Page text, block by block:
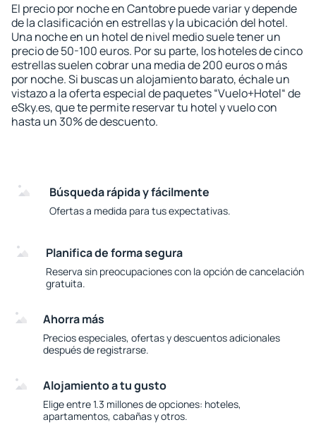
El precio por noche en Cantobre puede variar y depende
de la clasificación en estrellas y la ubicación del hotel.
Una noche en un hotel de nivel medio suele tener un
precio de 50-100 euros. Por su parte, los hoteles de cinco
estrellas suelen cobrar una media de 200 euros o más
por noche. Si buscas un alojamiento barato, échale un
vistazo a la oferta especial de paquetes “Vuelo+Hotel“ de
eSky.es, que te permite reservar tu hotel y vuelo con
hasta un 30% de descuento.
Búsqueda rápida y fácilmente
Ofertas a medida para tus expectativas.
Planifica de forma segura
Reserva sin preocupaciones con la opción de cancelación
gratuita.
Ahorra más
Precios especiales, ofertas y descuentos adicionales
después de registrarse.
Alojamiento a tu gusto
Elige entre 1.3 millones de opciones: hoteles,
apartamentos, cabañas y otros.